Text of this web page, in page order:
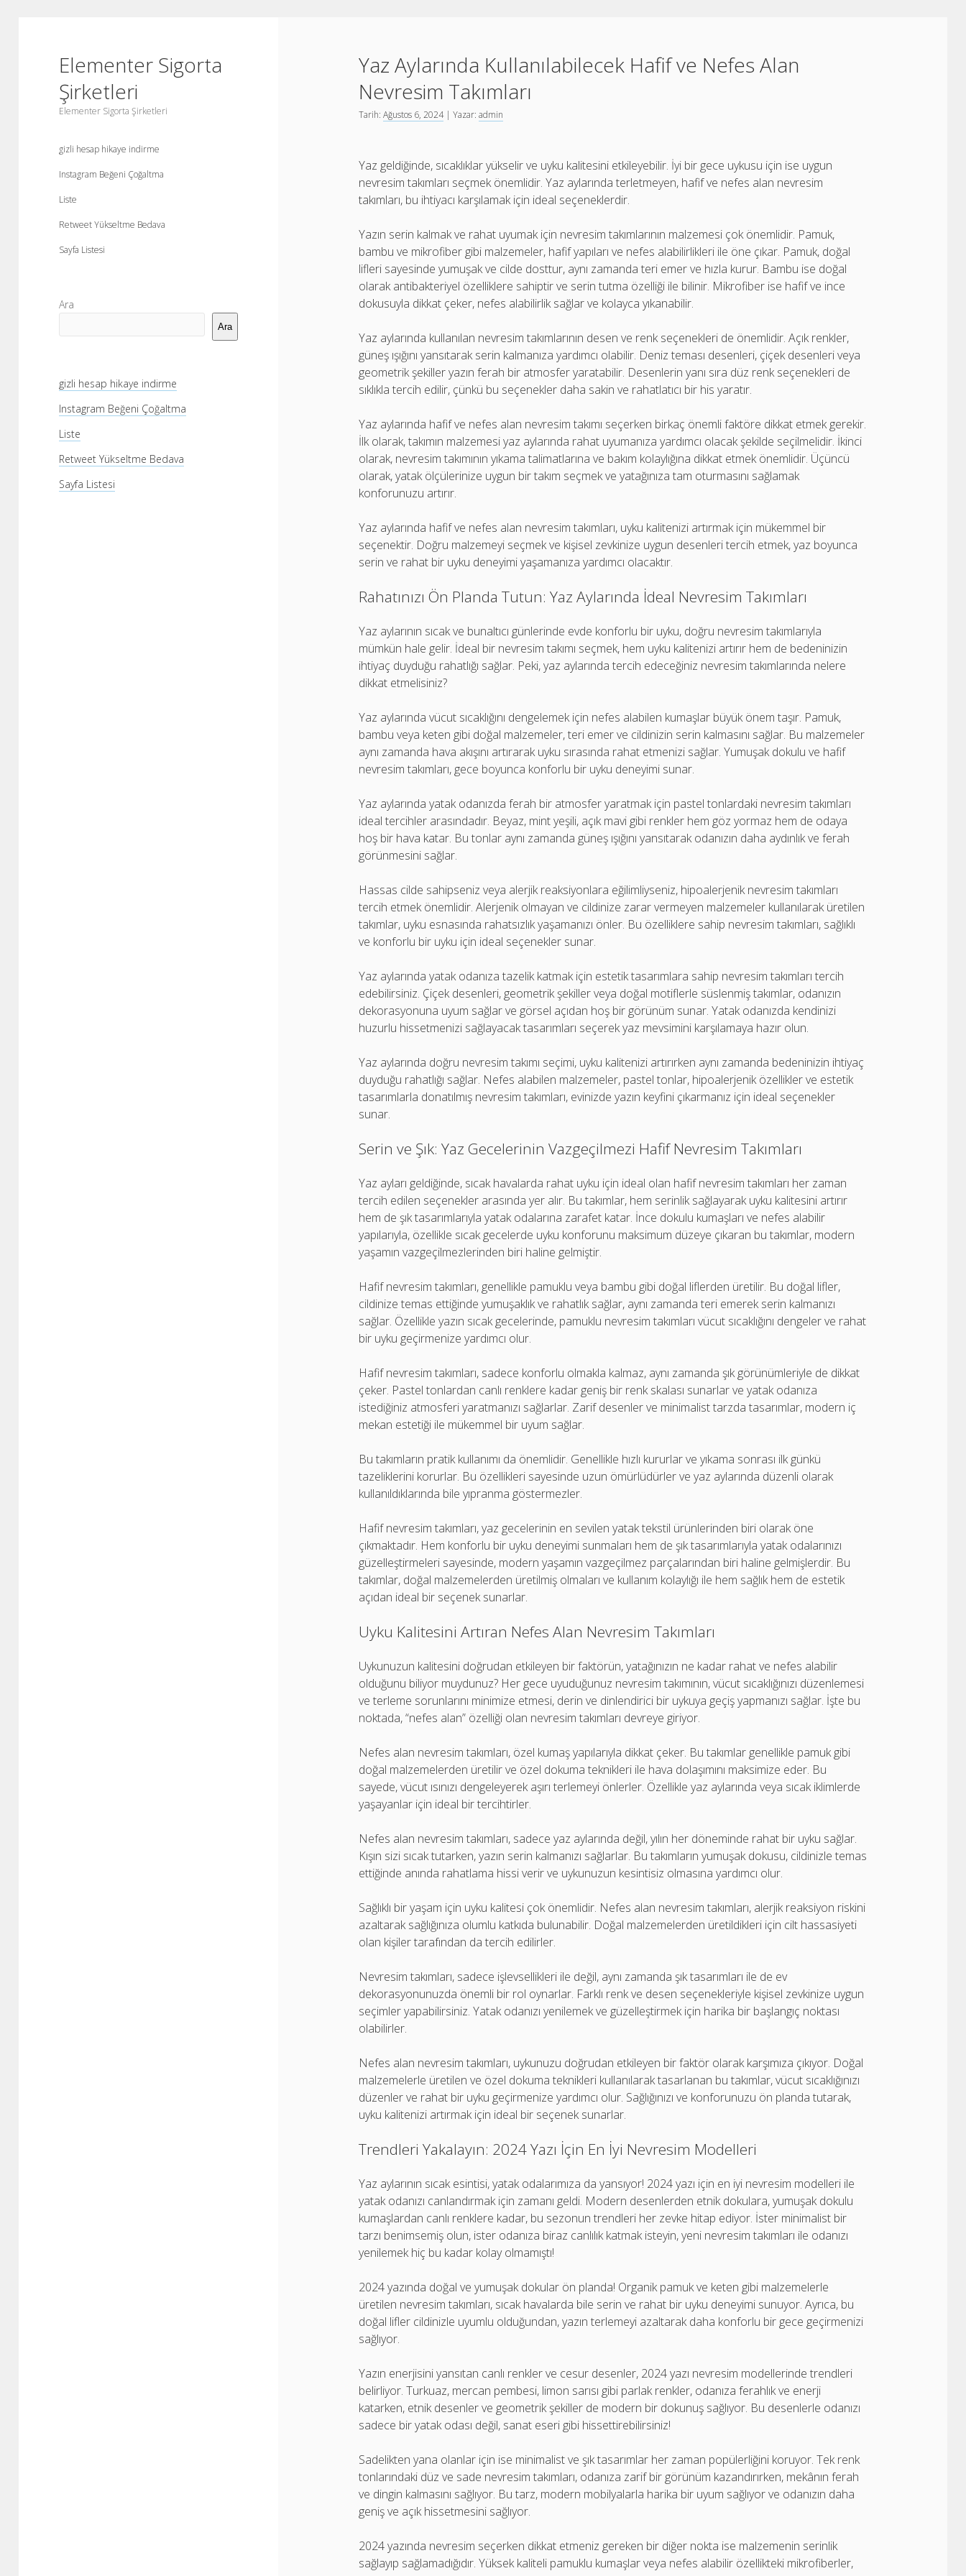
Elementer Sigorta
Şirketleri
Elementer Sigorta Şirketleri
gizli hesap hikaye indirme
Instagram Beğeni Çoğaltma
Liste
Retweet Yükseltme Bedava
Sayfa Listesi
Yan
Menü
Ara
Ara
gizli hesap hikaye indirme
Instagram Beğeni Çoğaltma
Liste
Retweet Yükseltme Bedava
Sayfa Listesi
Yaz Aylarında Kullanılabilecek Hafif ve Nefes Alan
Nevresim Takımları
Tarih:Ağustos 6, 2024| Yazar:admin
Yaz geldiğinde, sıcaklıklar yükselir ve uyku kalitesini etkileyebilir. İyi bir gece uykusu için ise uygun
nevresim takımları seçmek önemlidir. Yaz aylarında terletmeyen, hafif ve nefes alan nevresim
takımları, bu ihtiyacı karşılamak için ideal seçeneklerdir.
Yazın serin kalmak ve rahat uyumak için nevresim takımlarının malzemesi çok önemlidir. Pamuk,
bambu ve mikrofiber gibi malzemeler, hafif yapıları ve nefes alabilirlikleri ile öne çıkar. Pamuk, doğal
lifleri sayesinde yumuşak ve cilde dosttur, aynı zamanda teri emer ve hızla kurur. Bambu ise doğal
olarak antibakteriyel özelliklere sahiptir ve serin tutma özelliği ile bilinir. Mikrofiber ise hafif ve ince
dokusuyla dikkat çeker, nefes alabilirlik sağlar ve kolayca yıkanabilir.
Yaz aylarında kullanılan nevresim takımlarının desen ve renk seçenekleri de önemlidir. Açık renkler,
güneş ışığını yansıtarak serin kalmanıza yardımcı olabilir. Deniz teması desenleri, çiçek desenleri veya
geometrik şekiller yazın ferah bir atmosfer yaratabilir. Desenlerin yanı sıra düz renk seçenekleri de
sıklıkla tercih edilir, çünkü bu seçenekler daha sakin ve rahatlatıcı bir his yaratır.
Yaz aylarında hafif ve nefes alan nevresim takımı seçerken birkaç önemli faktöre dikkat etmek gerekir.
İlk olarak, takımın malzemesi yaz aylarında rahat uyumanıza yardımcı olacak şekilde seçilmelidir. İkinci
olarak, nevresim takımının yıkama talimatlarına ve bakım kolaylığına dikkat etmek önemlidir. Üçüncü
olarak, yatak ölçülerinize uygun bir takım seçmek ve yatağınıza tam oturmasını sağlamak
konforunuzu artırır.
Yaz aylarında hafif ve nefes alan nevresim takımları, uyku kalitenizi artırmak için mükemmel bir
seçenektir. Doğru malzemeyi seçmek ve kişisel zevkinize uygun desenleri tercih etmek, yaz boyunca
serin ve rahat bir uyku deneyimi yaşamanıza yardımcı olacaktır.
Rahatınızı Ön Planda Tutun: Yaz Aylarında İdeal Nevresim Takımları
Yaz aylarının sıcak ve bunaltıcı günlerinde evde konforlu bir uyku, doğru nevresim takımlarıyla
mümkün hale gelir. İdeal bir nevresim takımı seçmek, hem uyku kalitenizi artırır hem de bedeninizin
ihtiyaç duyduğu rahatlığı sağlar. Peki, yaz aylarında tercih edeceğiniz nevresim takımlarında nelere
dikkat etmelisiniz?
Yaz aylarında vücut sıcaklığını dengelemek için nefes alabilen kumaşlar büyük önem taşır. Pamuk,
bambu veya keten gibi doğal malzemeler, teri emer ve cildinizin serin kalmasını sağlar. Bu malzemeler
aynı zamanda hava akışını artırarak uyku sırasında rahat etmenizi sağlar. Yumuşak dokulu ve hafif
nevresim takımları, gece boyunca konforlu bir uyku deneyimi sunar.
Yaz aylarında yatak odanızda ferah bir atmosfer yaratmak için pastel tonlardaki nevresim takımları
ideal tercihler arasındadır. Beyaz, mint yeşili, açık mavi gibi renkler hem göz yormaz hem de odaya
hoş bir hava katar. Bu tonlar aynı zamanda güneş ışığını yansıtarak odanızın daha aydınlık ve ferah
görünmesini sağlar.
Hassas cilde sahipseniz veya alerjik reaksiyonlara eğilimliyseniz, hipoalerjenik nevresim takımları
tercih etmek önemlidir. Alerjenik olmayan ve cildinize zarar vermeyen malzemeler kullanılarak üretilen
takımlar, uyku esnasında rahatsızlık yaşamanızı önler. Bu özelliklere sahip nevresim takımları, sağlıklı
ve konforlu bir uyku için ideal seçenekler sunar.
Yaz aylarında yatak odanıza tazelik katmak için estetik tasarımlara sahip nevresim takımları tercih
edebilirsiniz. Çiçek desenleri, geometrik şekiller veya doğal motiflerle süslenmiş takımlar, odanızın
dekorasyonuna uyum sağlar ve görsel açıdan hoş bir görünüm sunar. Yatak odanızda kendinizi
huzurlu hissetmenizi sağlayacak tasarımları seçerek yaz mevsimini karşılamaya hazır olun.
Yaz aylarında doğru nevresim takımı seçimi, uyku kalitenizi artırırken aynı zamanda bedeninizin ihtiyaç
duyduğu rahatlığı sağlar. Nefes alabilen malzemeler, pastel tonlar, hipoalerjenik özellikler ve estetik
tasarımlarla donatılmış nevresim takımları, evinizde yazın keyfini çıkarmanız için ideal seçenekler
sunar.
Serin ve Şık: Yaz Gecelerinin Vazgeçilmezi Hafif Nevresim Takımları
Yaz ayları geldiğinde, sıcak havalarda rahat uyku için ideal olan hafif nevresim takımları her zaman
tercih edilen seçenekler arasında yer alır. Bu takımlar, hem serinlik sağlayarak uyku kalitesini artırır
hem de şık tasarımlarıyla yatak odalarına zarafet katar. İnce dokulu kumaşları ve nefes alabilir
yapılarıyla, özellikle sıcak gecelerde uyku konforunu maksimum düzeye çıkaran bu takımlar, modern
yaşamın vazgeçilmezlerinden biri haline gelmiştir.
Hafif nevresim takımları, genellikle pamuklu veya bambu gibi doğal liflerden üretilir. Bu doğal lifler,
cildinize temas ettiğinde yumuşaklık ve rahatlık sağlar, aynı zamanda teri emerek serin kalmanızı
sağlar. Özellikle yazın sıcak gecelerinde, pamuklu nevresim takımları vücut sıcaklığını dengeler ve rahat
bir uyku geçirmenize yardımcı olur.
Hafif nevresim takımları, sadece konforlu olmakla kalmaz, aynı zamanda şık görünümleriyle de dikkat
çeker. Pastel tonlardan canlı renklere kadar geniş bir renk skalası sunarlar ve yatak odanıza
istediğiniz atmosferi yaratmanızı sağlarlar. Zarif desenler ve minimalist tarzda tasarımlar, modern iç
mekan estetiği ile mükemmel bir uyum sağlar.
Bu takımların pratik kullanımı da önemlidir. Genellikle hızlı kururlar ve yıkama sonrası ilk günkü
tazeliklerini korurlar. Bu özellikleri sayesinde uzun ömürlüdürler ve yaz aylarında düzenli olarak
kullanıldıklarında bile yıpranma göstermezler.
Hafif nevresim takımları, yaz gecelerinin en sevilen yatak tekstil ürünlerinden biri olarak öne
çıkmaktadır. Hem konforlu bir uyku deneyimi sunmaları hem de şık tasarımlarıyla yatak odalarınızı
güzelleştirmeleri sayesinde, modern yaşamın vazgeçilmez parçalarından biri haline gelmişlerdir. Bu
takımlar, doğal malzemelerden üretilmiş olmaları ve kullanım kolaylığı ile hem sağlık hem de estetik
açıdan ideal bir seçenek sunarlar.
Uyku Kalitesini Artıran Nefes Alan Nevresim Takımları
Uykunuzun kalitesini doğrudan etkileyen bir faktörün, yatağınızın ne kadar rahat ve nefes alabilir
olduğunu biliyor muydunuz? Her gece uyuduğunuz nevresim takımının, vücut sıcaklığınızı düzenlemesi
ve terleme sorunlarını minimize etmesi, derin ve dinlendirici bir uykuya geçiş yapmanızı sağlar. İşte bu
noktada, “nefes alan” özelliği olan nevresim takımları devreye giriyor.
Nefes alan nevresim takımları, özel kumaş yapılarıyla dikkat çeker. Bu takımlar genellikle pamuk gibi
doğal malzemelerden üretilir ve özel dokuma teknikleri ile hava dolaşımını maksimize eder. Bu
sayede, vücut ısınızı dengeleyerek aşırı terlemeyi önlerler. Özellikle yaz aylarında veya sıcak iklimlerde
yaşayanlar için ideal bir tercihtirler.
Nefes alan nevresim takımları, sadece yaz aylarında değil, yılın her döneminde rahat bir uyku sağlar.
Kışın sizi sıcak tutarken, yazın serin kalmanızı sağlarlar. Bu takımların yumuşak dokusu, cildinizle temas
ettiğinde anında rahatlama hissi verir ve uykunuzun kesintisiz olmasına yardımcı olur.
Sağlıklı bir yaşam için uyku kalitesi çok önemlidir. Nefes alan nevresim takımları, alerjik reaksiyon riskini
azaltarak sağlığınıza olumlu katkıda bulunabilir. Doğal malzemelerden üretildikleri için cilt hassasiyeti
olan kişiler tarafından da tercih edilirler.
Nevresim takımları, sadece işlevsellikleri ile değil, aynı zamanda şık tasarımları ile de ev
dekorasyonunuzda önemli bir rol oynarlar. Farklı renk ve desen seçenekleriyle kişisel zevkinize uygun
seçimler yapabilirsiniz. Yatak odanızı yenilemek ve güzelleştirmek için harika bir başlangıç noktası
olabilirler.
Nefes alan nevresim takımları, uykunuzu doğrudan etkileyen bir faktör olarak karşımıza çıkıyor. Doğal
malzemelerle üretilen ve özel dokuma teknikleri kullanılarak tasarlanan bu takımlar, vücut sıcaklığınızı
düzenler ve rahat bir uyku geçirmenize yardımcı olur. Sağlığınızı ve konforunuzu ön planda tutarak,
uyku kalitenizi artırmak için ideal bir seçenek sunarlar.
Trendleri Yakalayın: 2024 Yazı İçin En İyi Nevresim Modelleri
Yaz aylarının sıcak esintisi, yatak odalarımıza da yansıyor! 2024 yazı için en iyi nevresim modelleri ile
yatak odanızı canlandırmak için zamanı geldi. Modern desenlerden etnik dokulara, yumuşak dokulu
kumaşlardan canlı renklere kadar, bu sezonun trendleri her zevke hitap ediyor. İster minimalist bir
tarzı benimsemiş olun, ister odanıza biraz canlılık katmak isteyin, yeni nevresim takımları ile odanızı
yenilemek hiç bu kadar kolay olmamıştı!
2024 yazında doğal ve yumuşak dokular ön planda! Organik pamuk ve keten gibi malzemelerle
üretilen nevresim takımları, sıcak havalarda bile serin ve rahat bir uyku deneyimi sunuyor. Ayrıca, bu
doğal lifler cildinizle uyumlu olduğundan, yazın terlemeyi azaltarak daha konforlu bir gece geçirmenizi
sağlıyor.
Yazın enerjisini yansıtan canlı renkler ve cesur desenler, 2024 yazı nevresim modellerinde trendleri
belirliyor. Turkuaz, mercan pembesi, limon sarısı gibi parlak renkler, odanıza ferahlık ve enerji
katarken, etnik desenler ve geometrik şekiller de modern bir dokunuş sağlıyor. Bu desenlerle odanızı
sadece bir yatak odası değil, sanat eseri gibi hissettirebilirsiniz!
Sadelikten yana olanlar için ise minimalist ve şık tasarımlar her zaman popülerliğini koruyor. Tek renk
tonlarındaki düz ve sade nevresim takımları, odanıza zarif bir görünüm kazandırırken, mekânın ferah
ve dingin kalmasını sağlıyor. Bu tarz, modern mobilyalarla harika bir uyum sağlıyor ve odanızın daha
geniş ve açık hissetmesini sağlıyor.
2024 yazında nevresim seçerken dikkat etmeniz gereken bir diğer nokta ise malzemenin serinlik
sağlayıp sağlamadığıdır. Yüksek kaliteli pamuklu kumaşlar veya nefes alabilir özellikteki mikrofiberler,